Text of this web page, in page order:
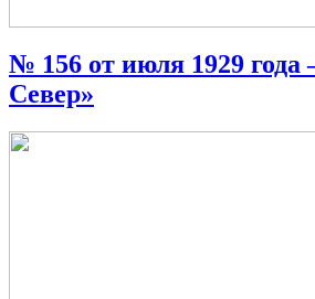
№ 156 от июля 1929
Север»